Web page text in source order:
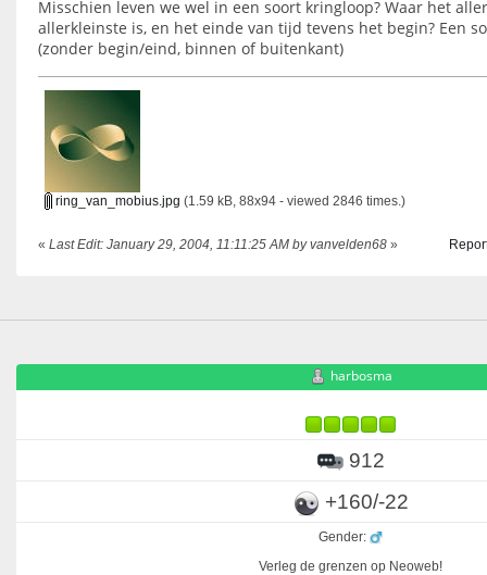
Misschien leven we wel in een soort kringloop? Waar het
allerkleinste is, en het einde van tijd tevens het begin? Een
(zonder begin/eind, binnen of buitenkant)
ring_van_mobius.jpg (1.59 kB, 88x94 - viewed 2846 times.)
« Last Edit: January 29, 2004, 11:11:25 AM by vanvelden68 »
harbosma
912
+160/-22
Gender:
Verleg de grenzen op Neoweb!